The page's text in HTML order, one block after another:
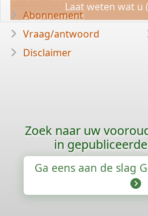
Laat weten wat u
Abonnement
Vraag/antwoord
Disclaimer
Zoek naar uw
in
Ga eens aan de slag